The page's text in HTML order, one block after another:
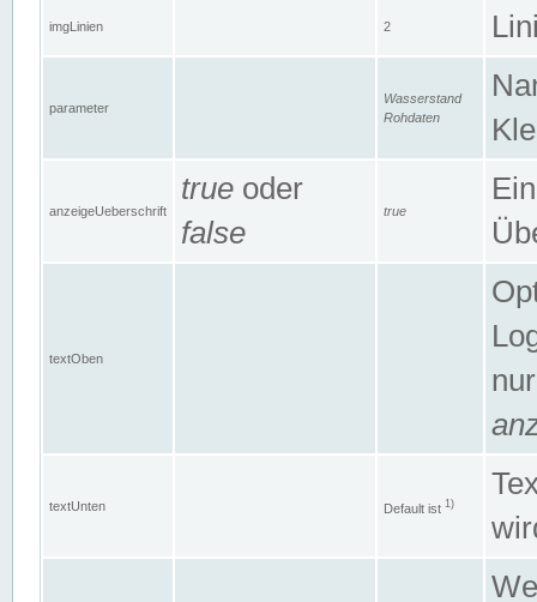
imgLinien 2
parameter
Wasserstand
Rohdaten
anzeigeUeberschrift
true oder
false
true
textOben
textUnten Default ist 1)